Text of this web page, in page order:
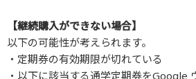
【継続購入ができない場合】
以下の可能性が考えられます。
・定期券の有効期限が切れている
・以下に該当する通学定期券をGoogle